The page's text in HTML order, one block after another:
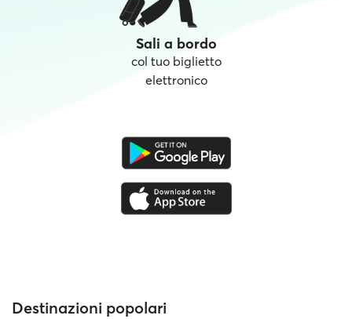
Sali a bordo
col tuo biglietto
elettronico
Destinazioni popolari